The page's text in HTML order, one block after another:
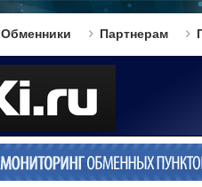
Обменники Партнерам